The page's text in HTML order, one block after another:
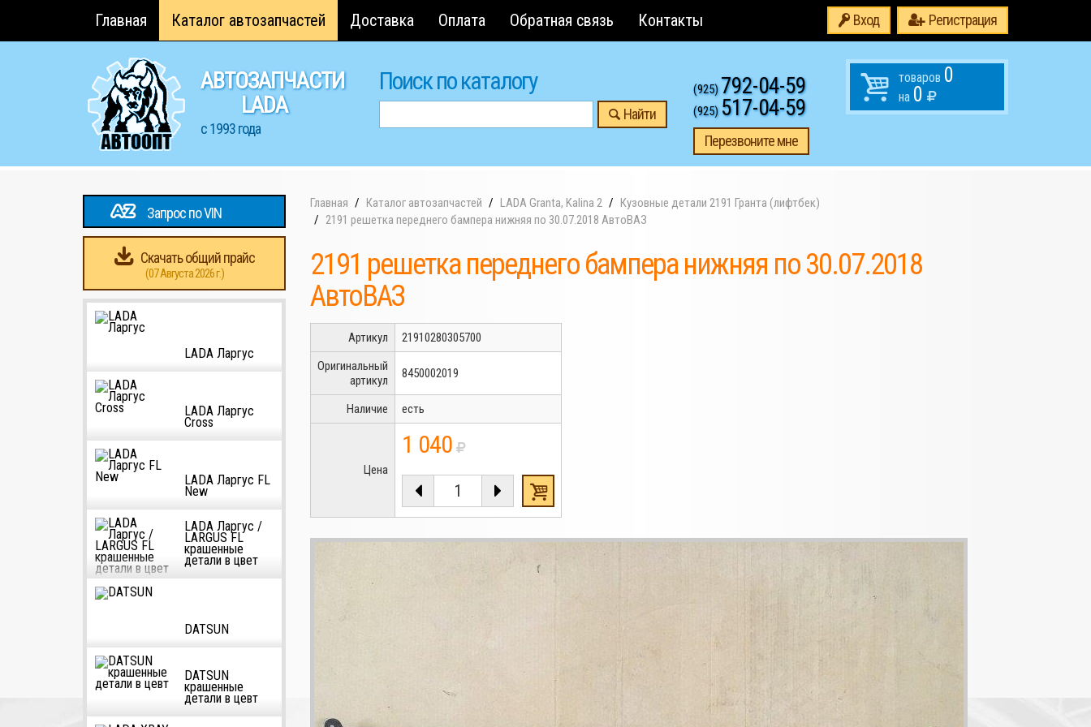
Главная Каталог автозапчастей Доставка Оплата Обратная связь Контакты Вход Регистрация
АВТОЗАПЧАСТИ
LADA
с 1993 года
Поиск по каталогу
Найти
(925)792-04-59
(925) 517-04-59
Перезвоните мне
товаров 0
на 0
Запрос по VIN
Скачать общий прайс
(07 Августа 2026 г.)
LADA Ларгус
LADA Ларгус
Cross
LADA Ларгус FL
New
LADA Ларгус /
LARGUS FL
крашенные
детали в цвет
DATSUN
DATSUN
крашенные
детали в цевт
Главная Каталог автозапчастей LADA Granta, Kalina 2
Кузовные детали 2191 Гранта (лифтбек)
2191 решетка переднего бампера нижняя по 30.07.2018 АвтоВАЗ
2191 решетка переднего бампера нижняя по 30.07.2018
АвтоВАЗ
Артикул
21910280305700
Оригинальный
артикул
8450002019
Наличие есть
Цена
1 040